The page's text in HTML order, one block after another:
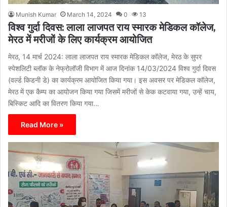
Munish Kumar March 14, 2024 0 13
विश्व गुर्दा दिवस: लाला लाजपत राय स्मारक मेडिकल कॉलेज,
मेरठ में मरीजों के लिए कार्यक्रम आयोजित
मेरठ, 14 मार्च 2024: लाला लाजपत राय स्मारक मेडिकल कॉलेज, मेरठ के सुपर
स्पेशलिटी ब्लॉक के नेफ्रोलॉजी विभाग में आज दिनांक 14/03/2024 विश्व गुर्दा दिवस
(वर्ल्ड किडनी डे) का कार्यक्रम आयोजित किया गया। इस अवसर पर मेडिकल कॉलेज,
मेरठ में एक कैम्प का आयोजन किया गया जिसमें मरीजों से केक कटवाया गया, उन्हें चाय,
बिस्किट आदि का वितरण किया गया…
Read More »